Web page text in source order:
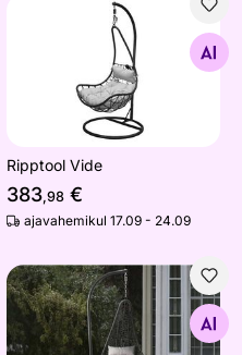
Ripptool Vide
Otsi sarnaseid
Ripptool Vide
383,98 €
ajavahemikul 17.09 - 24.09
Ripptool Boho
Otsi sarnaseid